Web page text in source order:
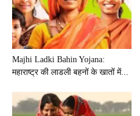
Majhi Ladki Bahin Yojana:
महाराष्ट्र की लाडली बहनों के खातों में...